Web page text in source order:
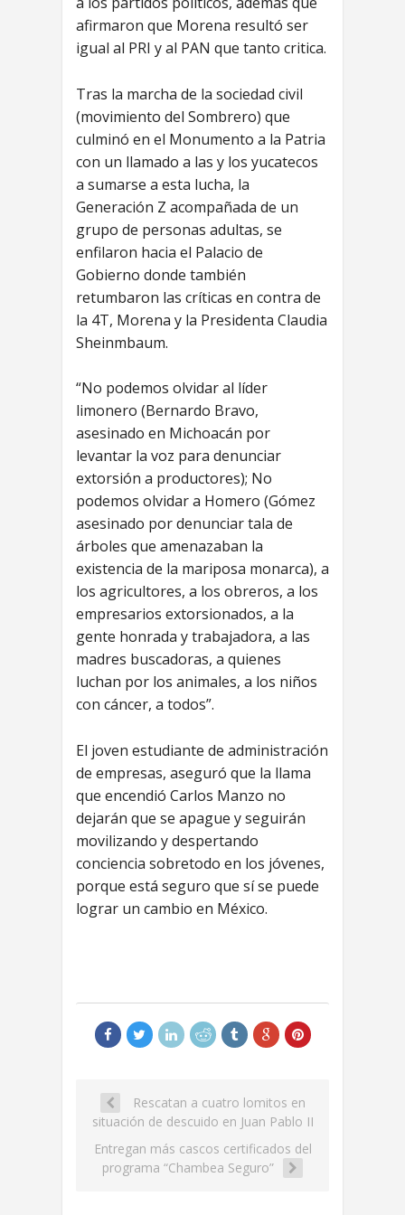
afirmaron que Morena resultó ser
igual al PRI y al PAN que tanto critica.
Tras la marcha de la sociedad civil
(movimiento del Sombrero) que
culminó en el Monumento a la Patria
con un llamado a las y los yucatecos
a sumarse a esta lucha, la
Generación Z acompañada de un
grupo de personas adultas, se
enfilaron hacia el Palacio de
Gobierno donde también
retumbaron las críticas en contra de
la 4T, Morena y la Presidenta Claudia
Sheinmbaum.
“No podemos olvidar al líder
limonero (Bernardo Bravo,
asesinado en Michoacán por
levantar la voz para denunciar
extorsión a productores); No
podemos olvidar a Homero (Gómez
asesinado por denunciar tala de
árboles que amenazaban la
existencia de la mariposa monarca), a
los agricultores, a los obreros, a los
empresarios extorsionados, a la
gente honrada y trabajadora, a las
madres buscadoras, a quienes
luchan por los animales, a los niños
con cáncer, a todos”.
El joven estudiante de administración
de empresas, aseguró que la llama
que encendió Carlos Manzo no
dejarán que se apague y seguirán
movilizando y despertando
conciencia sobretodo en los jóvenes,
porque está seguro que sí se puede
lograr un cambio en México.
Rescatan a cuatro lomitos en
situación de descuido en Juan Pablo II
Entregan más cascos certificados del
programa “Chambea Seguro”